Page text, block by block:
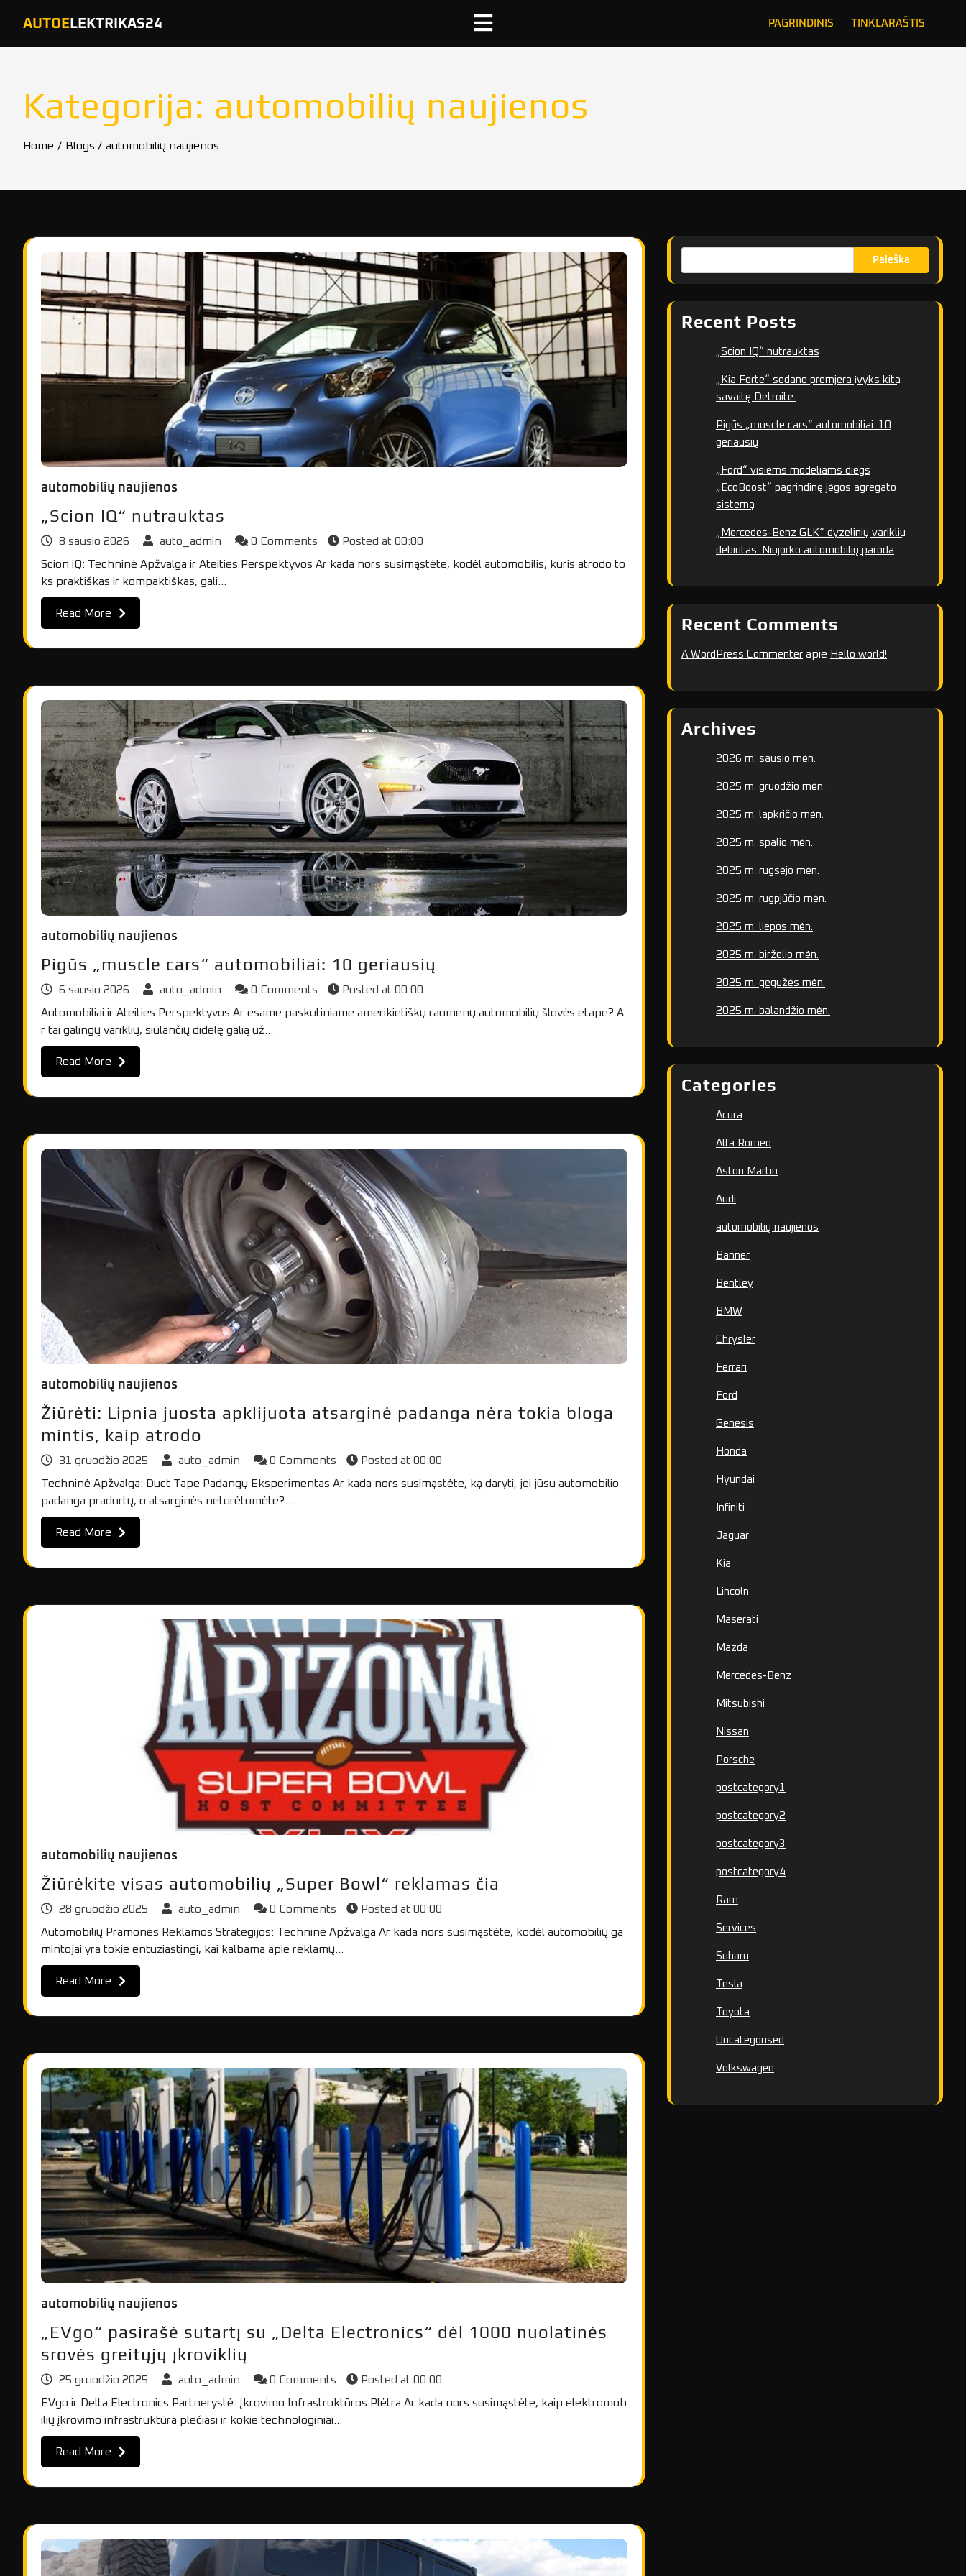
AUTOE LEKTRIKAS24 PAGRINDINIS TINKLARAŠTIS
Kategorija: automobilių naujienos
Home Blogs automobilių naujienos
automobilių naujienos
„Scion IQ“ nutrauktas
8 sausio 2026 auto_admin 0 Comments Posted at 00:00
Scion iQ: Techninė Apžvalga ir Ateities Perspektyvos Ar kada nors susimąstėte, kodėl automobilis, kuris atrodo to
ks praktiškas ir kompaktiškas, gali…
Read More
automobilių naujienos
Pigūs „muscle cars“ automobiliai: 10 geriausių
6 sausio 2026 auto_admin 0 Comments Posted at 00:00
Automobiliai ir Ateities Perspektyvos Ar esame paskutiniame amerikietiškų raumenų automobilių šlovės etape? A
r tai galingų variklių, siūlančių didelę galią už…
Read More
automobilių naujienos
Žiūrėti: Lipnia juosta apklijuota atsarginė padanga nėra tokia bloga
mintis, kaip atrodo
31 gruodžio 2025 auto_admin 0 Comments Posted at 00:00
Techninė Apžvalga: Duct Tape Padangų Eksperimentas Ar kada nors susimąstėte, ką daryti, jei jūsų automobilio
padanga pradurtų, o atsarginės neturėtumėte?…
Read More
automobilių naujienos
Žiūrėkite visas automobilių „Super Bowl“ reklamas čia
28 gruodžio 2025 auto_admin 0 Comments Posted at 00:00
Automobilių Pramonės Reklamos Strategijos: Techninė Apžvalga Ar kada nors susimąstėte, kodėl automobilių ga
mintojai yra tokie entuziastingi, kai kalbama apie reklamų…
Read More
automobilių naujienos
„EVgo“ pasirašė sutartį su „Delta Electronics“ dėl 1000 nuolatinės
srovės greitųjų įkroviklių
25 gruodžio 2025 auto_admin 0 Comments Posted at 00:00
EVgo ir Delta Electronics Partnerystė: Įkrovimo Infrastruktūros Plėtra Ar kada nors susimąstėte, kaip elektromob
ilių įkrovimo infrastruktūra plečiasi ir kokie technologiniai…
Read More
Paieška
Recent Posts
„Scion IQ“ nutrauktas
„Kia Forte“ sedano premjera įvyks kitą
savaitę Detroite.
Pigūs „muscle cars“ automobiliai: 10
geriausių
„Ford“ visiems modeliams diegs
„EcoBoost“ pagrindinę jėgos agregato
sistemą
„Mercedes-Benz GLK“ dyzelinių variklių
debiutas: Niujorko automobilių paroda
Recent Comments
A WordPress Commenter apie Hello world!
Archives
2026 m. sausio mėn.
2025 m. gruodžio mėn.
2025 m. lapkričio mėn.
2025 m. spalio mėn.
2025 m. rugsėjo mėn.
2025 m. rugpjūčio mėn.
2025 m. liepos mėn.
2025 m. birželio mėn.
2025 m. gegužės mėn.
2025 m. balandžio mėn.
Categories
Acura
Alfa Romeo
Aston Martin
Audi
automobilių naujienos
Banner
Bentley
BMW
Chrysler
Ferrari
Ford
Genesis
Honda
Hyundai
Infiniti
Jaguar
Kia
Lincoln
Maserati
Mazda
Mercedes-Benz
Mitsubishi
Nissan
Porsche
postcategory1
postcategory2
postcategory3
postcategory4
Ram
Services
Subaru
Tesla
Toyota
Uncategorised
Volkswagen